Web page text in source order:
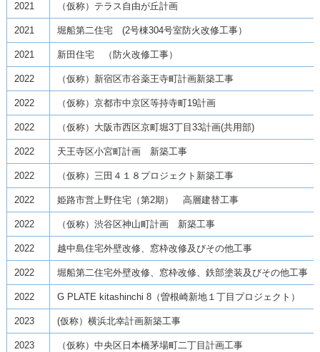
2021 （仮称）テラス自由が丘計画
2021 堀船第二住宅 (2号棟304号室防火改修工事）
2021 新田住宅 （防火改修工事）
2022 （仮称）新宿区市谷薬王寺町計画新築工事
2022 （仮称）京都市中京区等持寺町19計画
2022 （仮称）大阪市西区京町堀3丁目33計画(共用部)
2022 天王寺区小宮町計画 新築工事
2022 （仮称）三田４１８プロジェクト新築工事
2022 姫路市営上野住宅（第2期） 高層建替工事
2022 （仮称）渋谷区神山町計画 新築工事
2022 越中島住宅外壁改修、窓枠改修及びその他工事
2022 堀船第二住宅外壁改修、窓枠改修、鉄部塗装及びその他工事
2022 G PLATE kitashinchi 8（曽根崎新地１丁目プロジェクト）
2023 (仮称）横浜北幸計画新築工事
2023 （仮称）中央区日本橋茅場町二丁目計画工事